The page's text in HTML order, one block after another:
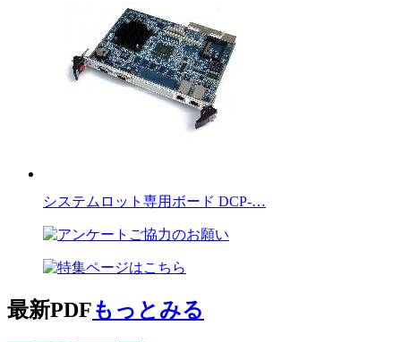
システムロット専用ボード DCP-…
最新PDFもっとみる